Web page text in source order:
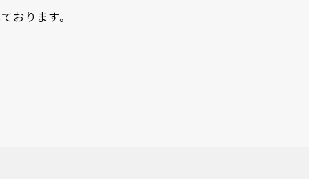
おります。